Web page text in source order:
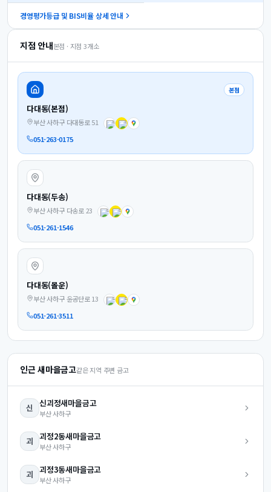
경영평가등급 및 BIS비율 상세 안내
지점 안내본점 · 지점 3개소
본점
다대동(본점)
부산 사하구 다대동로 51
051-263-0175
다대동(두송)
부산 사하구 다송로 23
051-261-1546
다대동(몰운)
부산 사하구 윤공단로 13
051-261-3511
인근 새마을금고같은 지역 주변 금고
신 신괴정새마을금고
부산사하구
괴 괴정2동새마을금고
부산사하구
괴 괴정3동새마을금고
부산사하구